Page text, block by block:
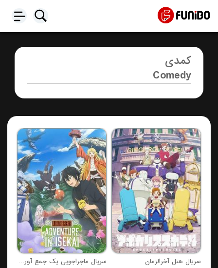
کمدی
Comedy
سریال هتل آخرالزمان سریال ماجراجویی یک جمع آور در دنیای دیگر